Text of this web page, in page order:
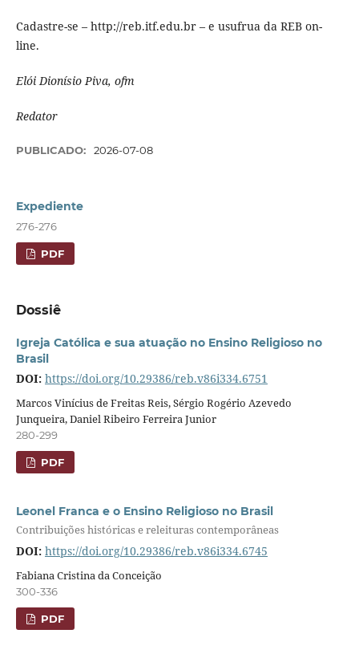
Cadastre-se – http://reb.itf.edu.br – e usufrua da REB on-
line.
Elói Dionísio Piva, ofm
Redator
PUBLICADO: 2026-07-08
Expediente
276-276
PDF
Dossiê
Igreja Católica e sua atuação no Ensino Religioso no
Brasil
DOI: https://doi.org/10.29386/reb.v86i334.6751
Marcos Vinícius de Freitas Reis, Sérgio Rogério Azevedo
Junqueira, Daniel Ribeiro Ferreira Junior
280-299
PDF
Leonel Franca e o Ensino Religioso no Brasil
Contribuições históricas e releituras contemporâneas
DOI: https://doi.org/10.29386/reb.v86i334.6745
Fabiana Cristina da Conceição
300-336
PDF